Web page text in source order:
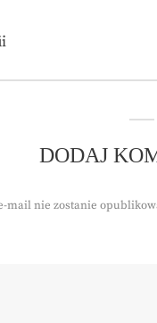
DODAJ
mail nie zostanie